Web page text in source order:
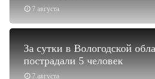
7 августа
7 августа
За сутки в Вологодской
пострадали 5 человек